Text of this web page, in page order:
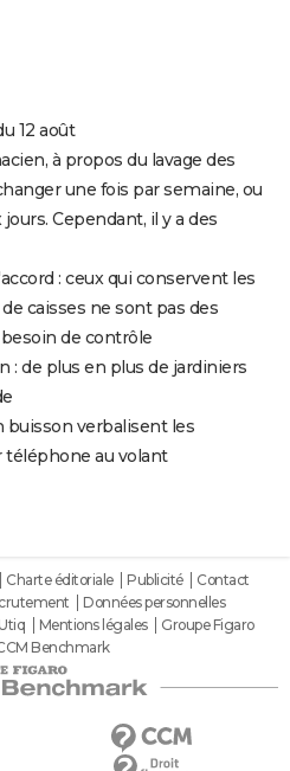
12 août
à propos du lavage des
une fois par semaine, ou
Cependant, il y a des
: ceux qui conservent les
caisses ne sont pas des
de contrôle
: de plus en plus de jardiniers
buisson verbalisent les
au volant
Charte éditoriale Publicité
Contact
Données personnelles
Mentions légales
Groupe Figaro
Benchmark